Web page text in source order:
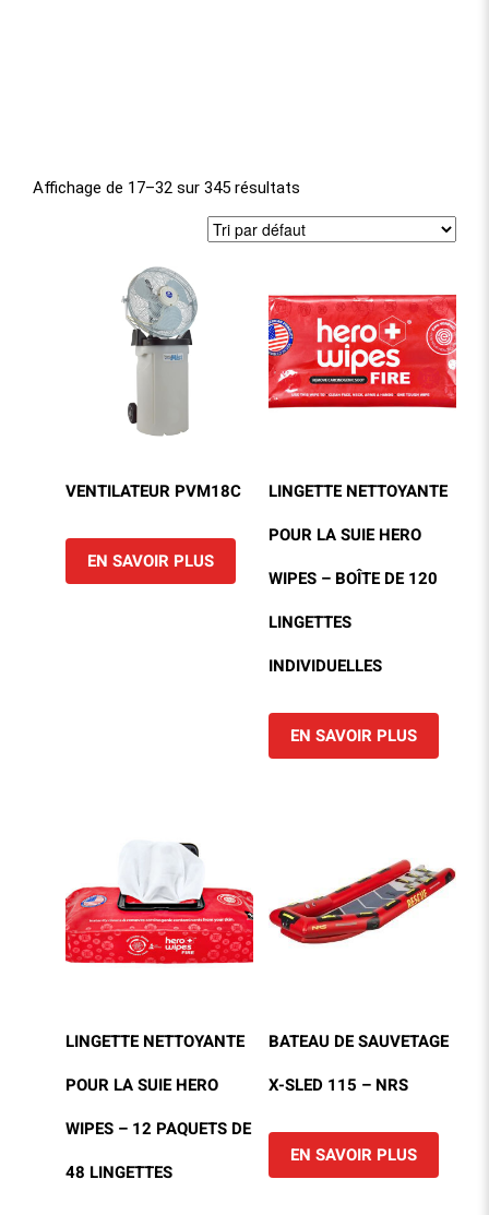
Affichage de 17–32 sur 345 résultats
VENTILATEUR PVM18C
EN SAVOIR PLUS
LINGETTE NETTOYANTE
POUR LA SUIE HERO
WIPES – BOÎTE DE 120
LINGETTES
INDIVIDUELLES
EN SAVOIR PLUS
LINGETTE NETTOYANTE
POUR LA SUIE HERO
WIPES – 12 PAQUETS DE
48 LINGETTES
BATEAU DE SAUVETAGE
X-SLED 115 – NRS
EN SAVOIR PLUS